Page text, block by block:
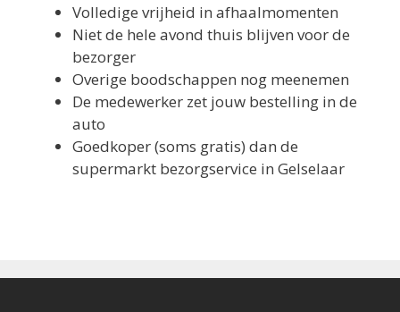
Volledige vrijheid in afhaalmomenten
Niet de hele avond thuis blijven voor de
bezorger
Overige boodschappen nog meenemen
De medewerker zet jouw bestelling in de
auto
Goedkoper (soms gratis) dan de
supermarkt bezorgservice in Gelselaar